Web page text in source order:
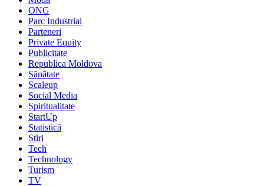
ONG
Parc Industrial
Parteneri
Private Equity
Publicitate
Republica Moldova
Sănătate
Scaleup
Social Media
Spiritualitate
StartUp
Statistică
Știri
Tech
Technology
Turism
TV